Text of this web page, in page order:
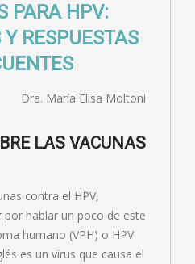
PARA HPV:
Y RESPUESTAS
Dra. María Elisa Moltoni
LAS VACUNAS
contra el HPV,
hablar un poco de este
humano (VPH) o HPV
es un virus que causa el